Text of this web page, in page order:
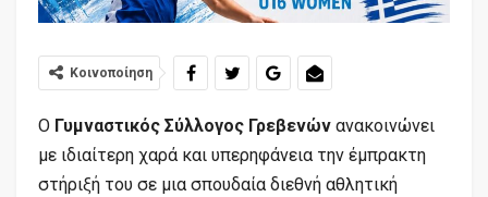
Κοινοποίηση
Ο Γυμναστικός Σύλλογος Γρεβενών ανακοινώνει
με ιδιαίτερη χαρά και υπερηφάνεια την έμπρακτη
στήριξή του σε μια σπουδαία διεθνή αθλητική